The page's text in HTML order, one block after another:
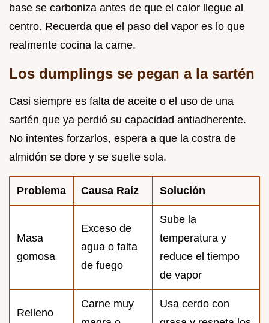
base se carboniza antes de que el calor llegue al
centro. Recuerda que el paso del vapor es lo que
realmente cocina la carne.
Los dumplings se pegan a la sartén
Casi siempre es falta de aceite o el uso de una
sartén que ya perdió su capacidad antiadherente.
No intentes forzarlos, espera a que la costra de
almidón se dore y se suelte sola.
Problema Causa Raíz Solución
Masa
gomosa
Exceso de
agua o falta
de fuego
Sube la
temperatura y
reduce el tiempo
de vapor
Relleno
Carne muy
Usa cerdo con